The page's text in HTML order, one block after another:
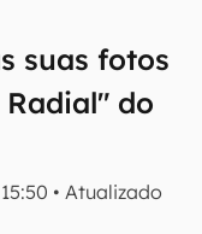
suas fotos
do
• Atualizado